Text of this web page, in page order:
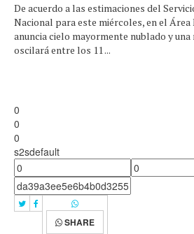
De acuerdo a las estimaciones del
Nacional para este miércoles, en el
anuncia cielo mayormente nublado y una
oscilará entre los 11 ...
0
0
0
s2sdefault
SHARE